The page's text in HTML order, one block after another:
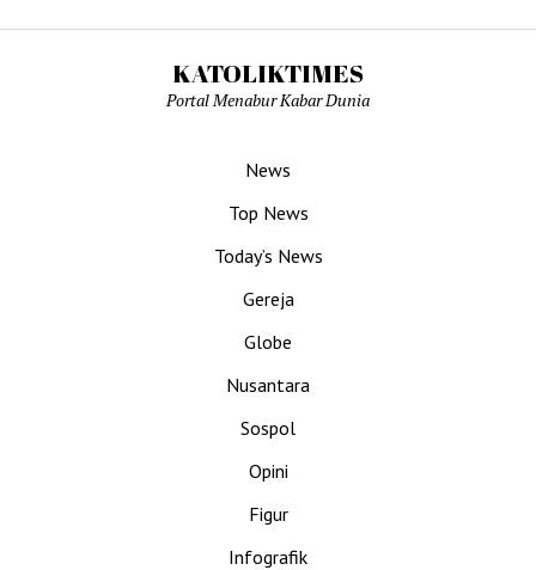
KATOLIKTIMES
Portal Menabur Kabar Dunia
News
Top News
Today’s News
Gereja
Globe
Nusantara
Sospol
Opini
Figur
Infografik